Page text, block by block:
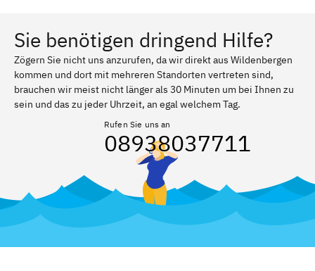
Sie benötigen dringend Hilfe?
Zögern Sie nicht uns anzurufen, da wir direkt aus Wildenbergen
kommen und dort mit mehreren Standorten vertreten sind,
brauchen wir meist nicht länger als 30 Minuten um bei Ihnen zu
sein und das zu jeder Uhrzeit, an egal welchem Tag.
Rufen Sie uns an
08938037711